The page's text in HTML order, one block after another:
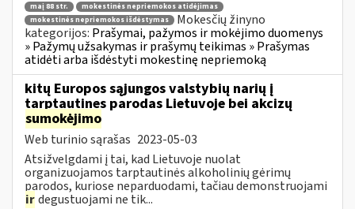
maį 88 str.
mokestinės nepriemokos atidėjimas
mokestinės nepriemokos išdėstymas
Mokesčių žinyno
kategorijos: Prašymai, pažymos ir mokėjimo duomenys
» Pažymų užsakymas ir prašymų teikimas » Prašymas
atidėti arba išdėstyti mokestinę nepriemoką
kitų Europos sąjungos valstybių narių į
tarptautines parodas Lietuvoje bei akcizų
sumokėjimo
Web turinio sąrašas 2023-05-03
Atsižvelgdami į tai, kad Lietuvoje nuolat
organizuojamos tarptautinės alkoholinių gėrimų
parodos, kuriose neparduodami, tačiau demonstruojami
irdegustuojami ne tik...